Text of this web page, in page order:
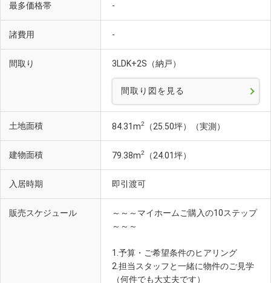
最多価格帯 -
諸費用 -
間取り 3LDK+2S（納戸）
間取り図を見る
土地面積 84.31m2 （25.50坪）（実測）
建物面積 79.38m2 （24.01坪）
入居時期 即引渡可
販売スケジュール
～～～マイホームご購入の10ステップ
～～～
1.予算・ご希望条件のヒアリング
2.担当スタッフと一緒に物件のご見学
（何件でも大丈夫です）